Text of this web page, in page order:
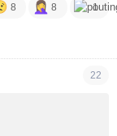
8 8 1
22